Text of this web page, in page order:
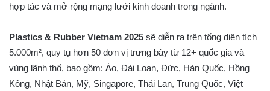
hợp tác và mở rộng mạng lưới kinh doanh trong ngành.
Plastics & Rubber Vietnam 2025 sẽ diễn ra trên tổng diện tích
5.000m², quy tụ hơn 50 đơn vị trưng bày từ 12+ quốc gia và
vùng lãnh thổ, bao gồm: Áo, Đài Loan, Đức, Hàn Quốc, Hồng
Kông, Nhật Bản, Mỹ, Singapore, Thái Lan, Trung Quốc, Việt